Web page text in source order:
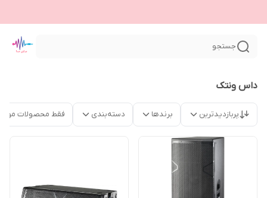
جستجو
داس ونتک
پربازدیدترین برندها دسته‌بندی فقط محصولات